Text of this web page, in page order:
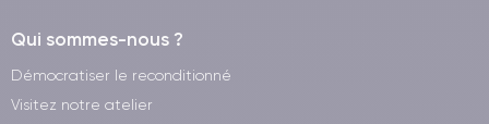
Qui sommes-nous ?
Démocratiser le reconditionné
Visitez notre atelier